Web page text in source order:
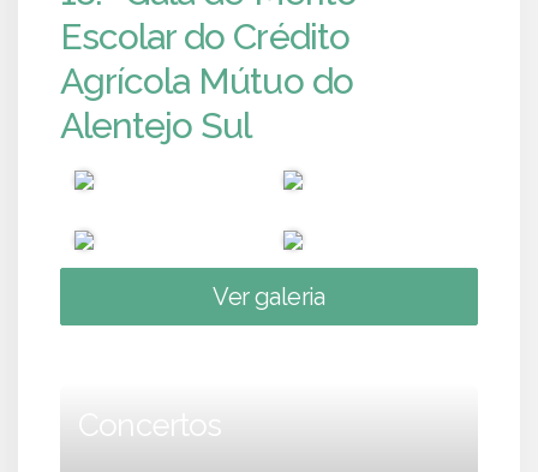
Escolar do Crédito
Agrícola Mútuo do
Alentejo Sul
Ver galeria
Concertos